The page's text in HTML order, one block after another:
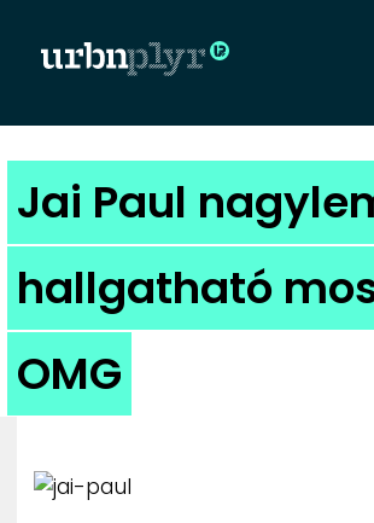
CÍMLAP
DIZÁJN
DIVAT
Jai Paul
hallgatható
OMG